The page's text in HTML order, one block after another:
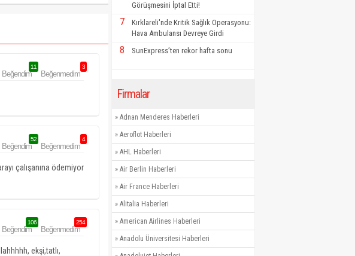
Beğendim
11
Beğenmedim
3
Beğendim
52
Beğenmedim
4
çalışanına ödemiyor
Beğendim
106
Beğenmedim
254
ekşi,tatlı,
Görüşmesini İptal Etti!
7
Kırklareli'nde Kritik Sağlık Operasyonu:
Hava Ambulansı Devreye Girdi
8 SunExpress’ten rekor hafta sonu
Firmalar
» Adnan Menderes Haberleri
» Aeroflot Haberleri
» AHL Haberleri
» Air Berlin Haberleri
» Air France Haberleri
» Alitalia Haberleri
» American Airlines Haberleri
» Anadolu Üniversitesi Haberleri